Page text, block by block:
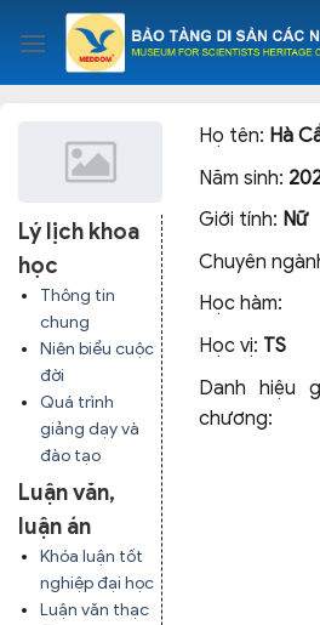
content
Lý lịch khoa
học
Thông tin
chung
Niên biểu cuộc
đời
Quá trình
giảng dạy và
đào tạo
Luận văn,
luận án
Khóa luận tốt
nghiệp đại học
Luận văn thạc
Họ tên: Hà
Năm sinh:
Giới tính: Nữ
Chuyên
Học hàm:
Học vị: TS
Danh hiệu
chương: